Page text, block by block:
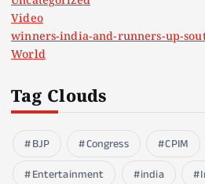
Video
winners-india-and-runners-up-
World
Tag Clouds
BJP Congress CPIM
Entertainment
india